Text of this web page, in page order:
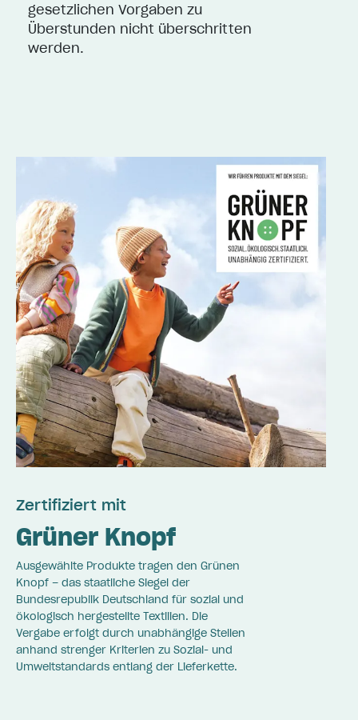
gesetzlichen Vorgaben zu
Überstunden nicht überschritten
werden.
Zertifiziert mit
Grüner Knopf
Ausgewählte Produkte tragen den Grünen
Knopf – das staatliche Siegel der
Bundesrepublik Deutschland für sozial und
ökologisch hergestellte Textilien. Die
Vergabe erfolgt durch unabhängige Stellen
anhand strenger Kriterien zu Sozial- und
Umweltstandards entlang der Lieferkette.